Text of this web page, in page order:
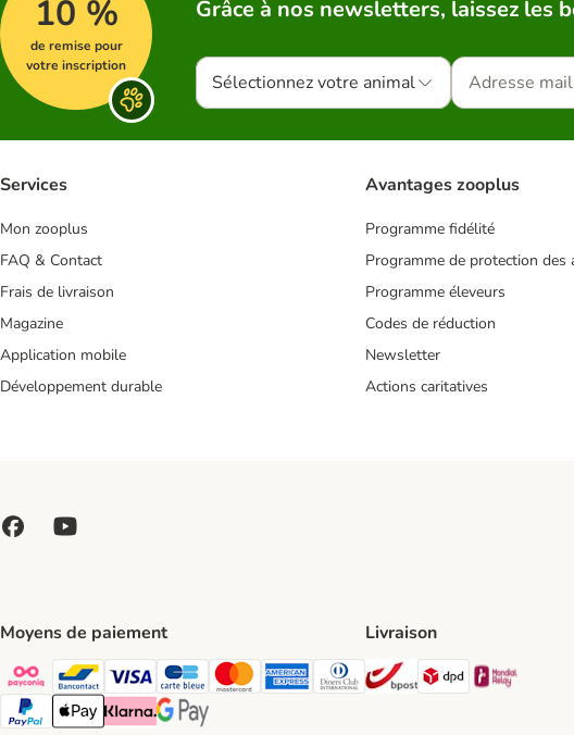
10 %
de remise pour
votre inscription
Grâce à nos newsletters, laissez les
Sélectionnez votre animal
Services
Mon zooplus
FAQ & Contact
Frais de livraison
Magazine
Application mobile
Développement durable
Avantages zooplus
Programme fidélité
Programme de protection des
Programme éleveurs
Codes de réduction
Newsletter
Actions caritatives
Moyens de paiement
Payconiq Payment Method
bancontact Payment Method
Visa Payment Method
carte bleue Payment Method
Master card Payment Method
American express Payment Method
Diners club Payment Method
Paypal Payment Method
Apple Pay Payment Method
Klarna Payment Method
Google Pay Payment Method
Livraison
Bpost Shipping Method
DPD Shipping